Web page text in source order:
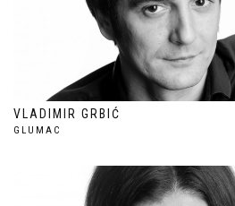
VLADIMIR GRBIĆ
GLUMAC